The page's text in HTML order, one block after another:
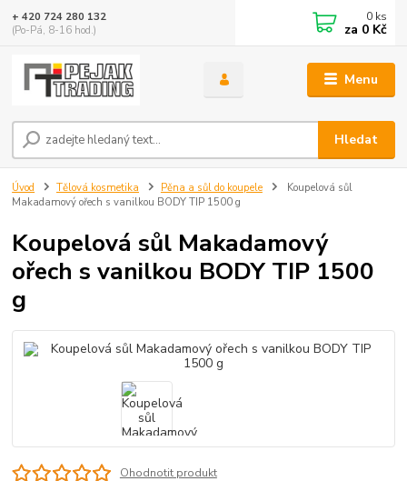
Menu
Hledat
+ 420 724 280 132
(Po-Pá, 8-16 hod.)
0 ks
za 0 Kč
Úvod Tělová kosmetika Pěna a sůl do koupele
Koupelová sůl
Makadamový ořech s vanilkou BODY TIP 1500 g
Koupelová sůl Makadamový
ořech s vanilkou BODY TIP 1500
g
Ohodnotit produkt